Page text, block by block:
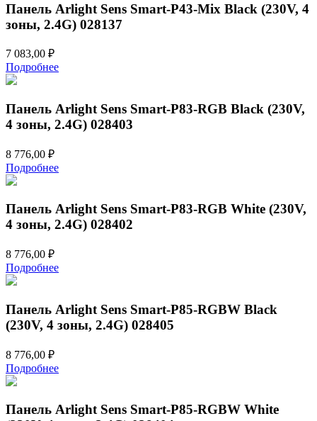
Панель Arlight Sens Smart-P43-Mix Black (230V, 4
зоны, 2.4G) 028137
7 083,00 ₽
Подробнее
Панель Arlight Sens Smart-P83-RGB Black (230V,
4 зоны, 2.4G) 028403
8 776,00 ₽
Подробнее
Панель Arlight Sens Smart-P83-RGB White (230V,
4 зоны, 2.4G) 028402
8 776,00 ₽
Подробнее
Панель Arlight Sens Smart-P85-RGBW Black
(230V, 4 зоны, 2.4G) 028405
8 776,00 ₽
Подробнее
Панель Arlight Sens Smart-P85-RGBW White